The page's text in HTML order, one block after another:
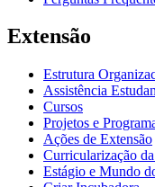
Extensão
Estrutura
Assistência
Cursos
Projetos e
Ações de Extensão
Curricularização
Estágio e Mundo